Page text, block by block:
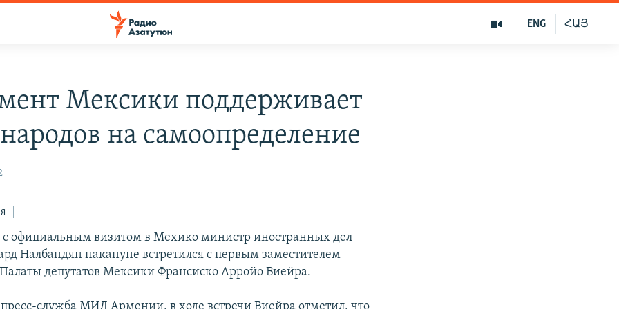
ՀԱՅ
ENG
Мексики поддерживает
на самоопределение
официальным визитом в Мехико министр иностранных дел
Налбандян накануне встретился с первым заместителем
Палаты депутатов Мексики Франсиско Арройо Виейра.